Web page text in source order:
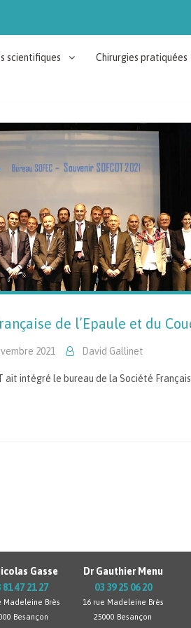
scientifiques Chirurgies pratiquées
de l’Epaule et du
2021 David Gallinet
ait intégré le bureau de la Société
Gasse
81 47 21 27
Madeleine Brès
Besançon
Dr Gauthier Menu
03 39 25 06 20
16 rue Madeleine Brès
25000 Besançon